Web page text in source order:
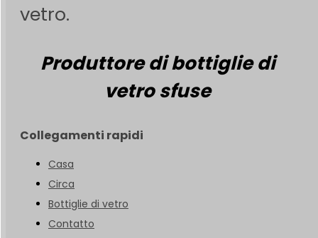
vetro.
Produttore di bottiglie di
vetro sfuse
Collegamenti rapidi
Casa
Circa
Bottiglie di vetro
Contatto